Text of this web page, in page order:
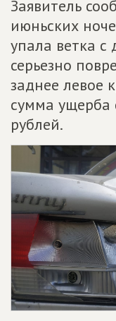
Заявитель
июньских
упала ветка с
серьезно
заднее левое
сумма ущерба
рублей.